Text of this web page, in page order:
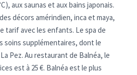
aux saunas et aux bains japonais.
décors amérindien, inca et maya,
tarif avec les enfants. Le spa de
soins supplémentaires, dont le
Pez. Au restaurant de Balnéa, le
est à 25 €. Balnéa est le plus